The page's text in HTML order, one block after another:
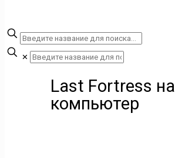
✕
Last Fortress на
компьютер